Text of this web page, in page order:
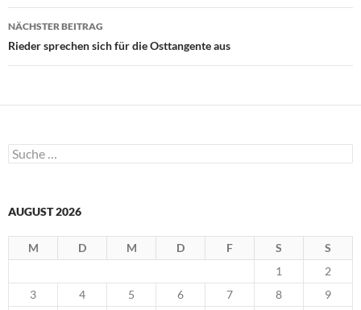
n
e
t
)
NÄCHSTER BEITRAG
Rieder sprechen sich für die Osttangente aus
Suche
nach:
AUGUST 2026
M D M D F S
S
1
2
3
4 5 6 7 8
9